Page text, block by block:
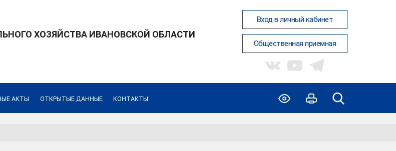
ХОЗЯЙСТВА ИВАНОВСКОЙ ОБЛАСТИ
Вход в личный кабинет
Общественная приемная
АКТЫ ОТКРЫТЫЕ ДАННЫЕ КОНТАКТЫ